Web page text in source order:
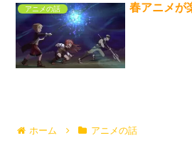
アニメの話 春アニメが
ホーム アニメの話